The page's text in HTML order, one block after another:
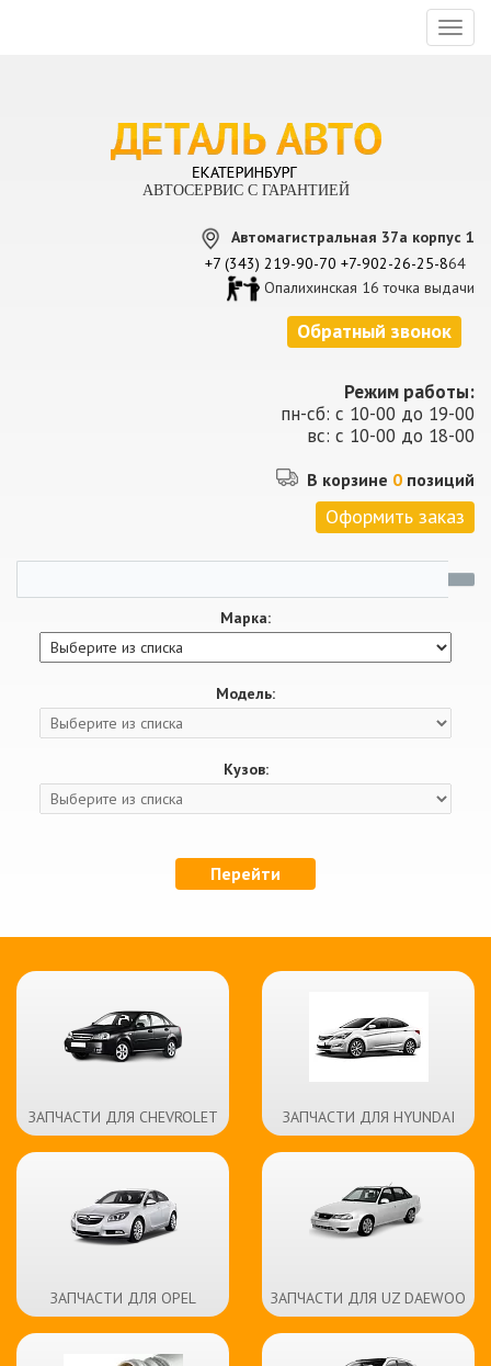
АВТОСЕРВИС С ГАРАНТИЕЙ
Автомагистральная 37а корпус 1
+7 (343) 219-90-70 +7-902-26-25-864
Опалихинская 16 точка выдачи
Обратный звонок
Режим работы:
пн-сб: с 10-00 до 19-00
вс: с 10-00 до 18-00
В корзине 0 позиций
Оформить заказ
Марка:
Модель:
Кузов:
Перейти
ЗАПЧАСТИ ДЛЯ CHEVROLET ЗАПЧАСТИ ДЛЯ HYUNDAI
ЗАПЧАСТИ ДЛЯ OPEL ЗАПЧАСТИ ДЛЯ UZ DAEWOO